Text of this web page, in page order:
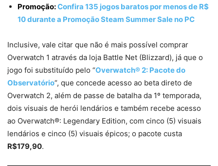
Promoção:Confira 135 jogos baratos por menos de R$
10 durante a Promoção Steam Summer Sale no PC
Inclusive, vale citar que não é mais possível comprar
Overwatch 1 através da loja Battle Net (Blizzard), já que o
jogo foi substituído pelo “Overwatch® 2: Pacote do
Observatório“, que concede acesso ao beta direto de
Overwatch 2, além de passe de batalha da 1º temporada,
dois visuais de herói lendários e também recebe acesso
ao Overwatch®: Legendary Edition, com cinco (5) visuais
lendários e cinco (5) visuais épicos; o pacote custa
R$179,90.